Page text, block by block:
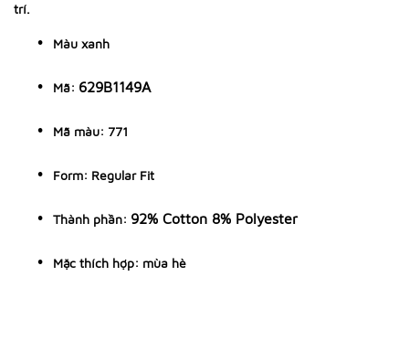
trí.
Màu xanh
Mã: 629B1149A
Mã màu: 771
Form: Regular Fit
Thành phần: 92% Cotton 8% Polyester
Mặc thích hợp: mùa hè